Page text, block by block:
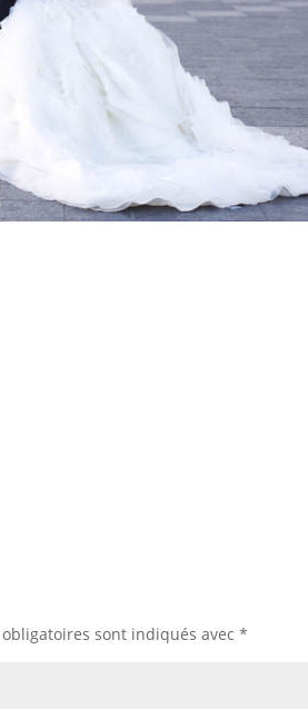
obligatoires sont indiqués avec*